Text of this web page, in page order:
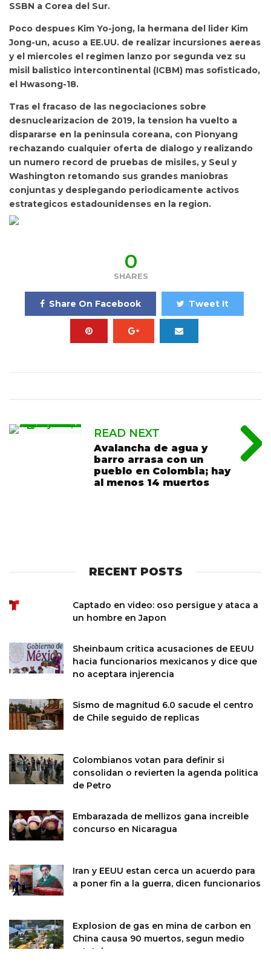
SSBN a Corea del Sur.
Poco despues Kim Yo-jong, la hermana del lider Kim
Jong-un, acuso a EE.UU. de realizar incursiones aereas
y el miercoles el regimen lanzo por segunda vez su
misil balistico intercontinental (ICBM) mas sofisticado,
el Hwasong-18.
Tras el fracaso de las negociaciones sobre
desnuclearizacion de 2019, la tension ha vuelto a
dispararse en la peninsula coreana, con Pionyang
rechazando cualquier oferta de dialogo y realizando
un numero record de pruebas de misiles, y Seul y
Washington retomando sus grandes maniobras
conjuntas y desplegando periodicamente activos
estrategicos estadounidenses en la region.
0
SHARES
Share On Facebook Tweet It
READ NEXT
Avalancha de agua y
barro arrasa con un
pueblo en Colombia; hay
al menos 14 muertos
RECENT POSTS
Captado en video: oso persigue y ataca a
un hombre en Japon
Sheinbaum critica acusaciones de EEUU
hacia funcionarios mexicanos y dice que
no aceptara injerencia
Sismo de magnitud 6.0 sacude el centro
de Chile seguido de replicas
Colombianos votan para definir si
consolidan o revierten la agenda politica
de Petro
Embarazada de mellizos gana increible
concurso en Nicaragua
Iran y EEUU estan cerca un acuerdo para
a poner fin a la guerra, dicen funcionarios
Explosion de gas en mina de carbon en
China causa 90 muertos, segun medio
estatal